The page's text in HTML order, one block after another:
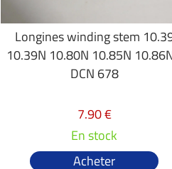
Longines winding stem
10.39N 10.80N 10.85N
DCN 678
7.90 €
En stock
Acheter